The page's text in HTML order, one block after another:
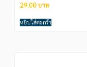
29.00
หยิบใส่ตะกร้า